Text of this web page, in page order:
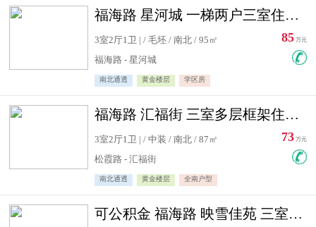
福海路 星河城 一梯两户三室住宅急售
3室2厅1卫 | / 毛坯 / 南北 / 95㎡
福海路 - 星河城
南北通透 黄金楼层 学区房
85 万元
福海路 汇福街 三室多层框架住宅急售
3室2厅1卫 | / 中装 / 南北 / 87㎡
松霞路 - 汇福街
南北通透 黄金楼层 全南户型
73 万元
可公积金 福海路 映雪佳苑 三室住宅急售送小棚